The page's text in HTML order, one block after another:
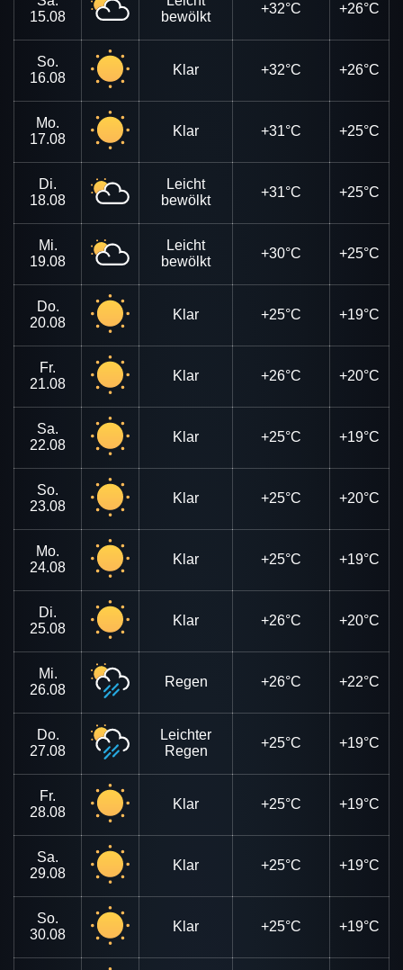
15.08
bewölkt
+32°C +26°C
So.
16.08
Klar +32°C +26°C
Mo.
17.08
Klar +31°C +25°C
Di.
18.08
Leicht
bewölkt
+31°C +25°C
Mi.
19.08
Leicht
bewölkt
+30°C +25°C
Do.
20.08
Klar +25°C +19°C
Fr.
21.08
Klar +26°C +20°C
Sa.
22.08
Klar +25°C +19°C
So.
23.08
Klar +25°C +20°C
Mo.
24.08
Klar +25°C +19°C
Di.
25.08
Klar +26°C +20°C
Mi.
26.08
Regen +26°C +22°C
Do.
27.08
Leichter
Regen
+25°C +19°C
Fr.
28.08
Klar +25°C +19°C
Sa.
29.08
Klar +25°C +19°C
So.
30.08
Klar +25°C +19°C